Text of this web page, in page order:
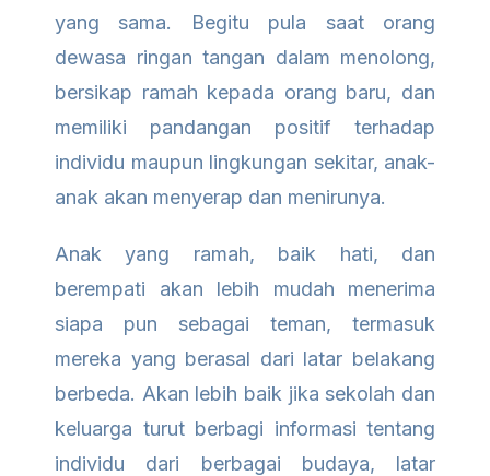
yang sama. Begitu pula saat orang
dewasa ringan tangan dalam menolong,
bersikap ramah kepada orang baru, dan
memiliki pandangan positif terhadap
individu maupun lingkungan sekitar, anak-
anak akan menyerap dan menirunya.
Anak yang ramah, baik hati, dan
berempati akan lebih mudah menerima
siapa pun sebagai teman, termasuk
mereka yang berasal dari latar belakang
berbeda. Akan lebih baik jika sekolah dan
keluarga turut berbagi informasi tentang
individu dari berbagai budaya, latar